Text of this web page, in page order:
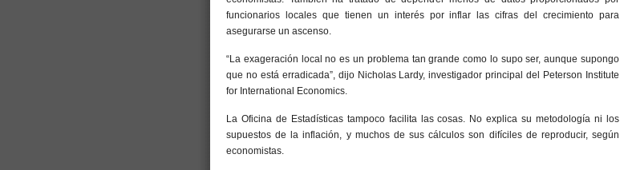
funcionarios locales que tienen un interés por inflar las cifras del crecimiento para
asegurarse un ascenso.
“La exageración local no es un problema tan grande como lo supo ser, aunque supongo
que no está erradicada”, dijo Nicholas Lardy, investigador principal del Peterson Institute
for International Economics.
La Oficina de Estadísticas tampoco facilita las cosas. No explica su metodología ni los
supuestos de la inflación, y muchos de sus cálculos son difíciles de reproducir, según
economistas.